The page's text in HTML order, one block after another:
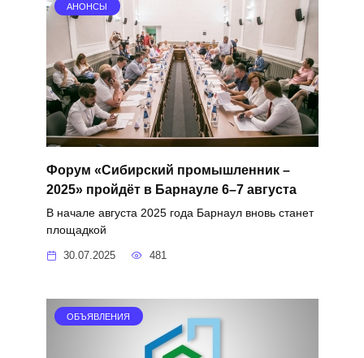
АНОНСЫ
Форум «Сибирский промышленник –
2025» пройдёт в Барнауле 6–7 августа
В начале августа 2025 года Барнаул вновь станет
площадкой
30.07.2025 481
ОБЪЯВЛЕНИЯ